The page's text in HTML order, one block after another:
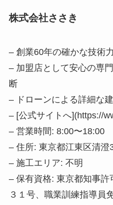
株式会社ささき
– 創業60年の確かな技術
– 加盟店として安心の専
断
– ドローンによる詳細な
– [公式サイトへ](https://
– 営業時間: 8:00〜18:00
– 住所: 東京都江東区清澄
– 施工エリア: 不明
– 保有資格: 東京都知事許
３１号、職業訓練指導員